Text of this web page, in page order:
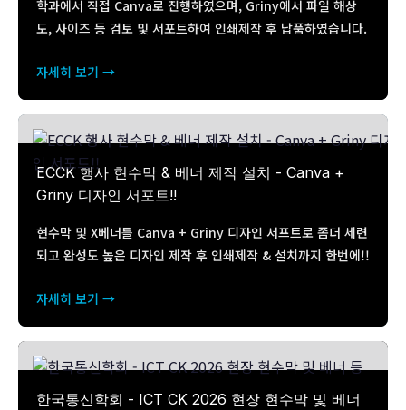
학과에서 직접 Canva로 진행하였으며, Griny에서 파일 해상
도, 사이즈 등 검토 및 서포트하여 인쇄제작 후 납품하였습니다.
자세히 보기 →
ECCK 행사 현수막 & 베너 제작 설치 - Canva +
Griny 디자인 서포트!!
현수막 및 X베너를 Canva + Griny 디자인 서프트로 좀더 세련
되고 완성도 높은 디자인 제작 후 인쇄제작 & 설치까지 한번에!!
자세히 보기 →
한국통신학회 - ICT CK 2026 현장 현수막 및 베너